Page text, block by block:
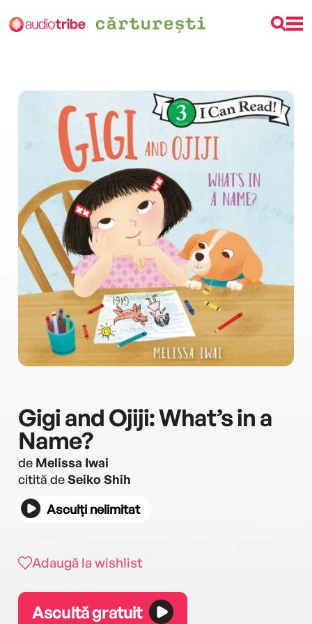
Gigi and Ojiji: What’s in a
Name?
de Melissa Iwai
citită deSeiko Shih
Asculți nelimitat
Adaugă la wishlist
Ascultă gratuit